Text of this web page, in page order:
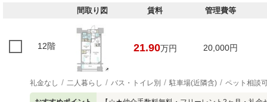
間取り図 賃料 管理費等
12階 21.90万円 20,000円
礼金なし 二人暮らし バス・トイレ別 駐車場(近隣含) ペット相談